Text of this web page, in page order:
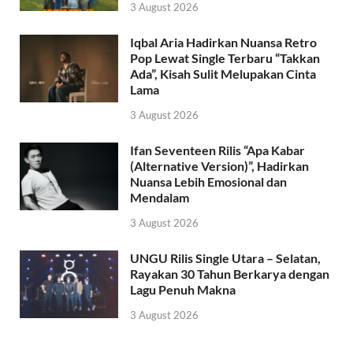
3 August 2026
Iqbal Aria Hadirkan Nuansa Retro
Pop Lewat Single Terbaru “Takkan
Ada”, Kisah Sulit Melupakan Cinta
Lama
3 August 2026
Ifan Seventeen Rilis “Apa Kabar
(Alternative Version)”, Hadirkan
Nuansa Lebih Emosional dan
Mendalam
3 August 2026
UNGU Rilis Single Utara – Selatan,
Rayakan 30 Tahun Berkarya dengan
Lagu Penuh Makna
3 August 2026